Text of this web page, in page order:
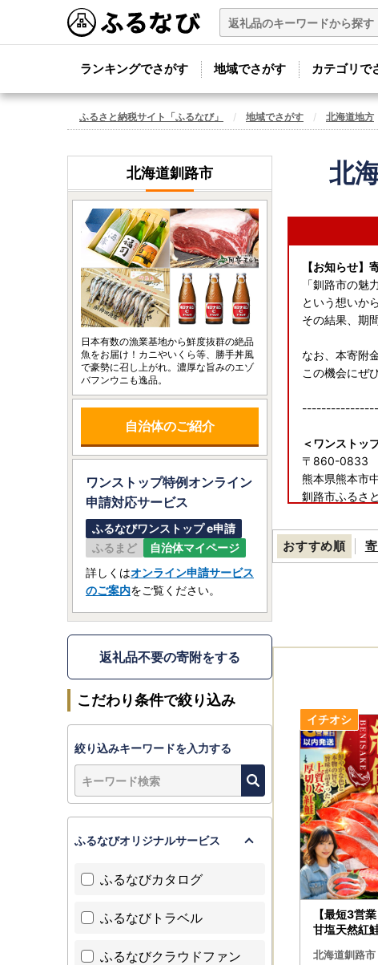
ランキングでさがす 地域でさがす カテゴリで
ふるさと納税サイト「ふるなび」 地域でさがす 北海道地方
北
【お知らせ】
「釧路市の魅
という想いか
その結果、期
なお、本寄附
この機会にぜ
＜ワンストッ
〒860-0833
熊本県熊本市
釧路市ふるさ
【釧路市はワ
＜ふるまど＞
ふるまどの詳
ヤマト運輸
お荷物の送
送り状に記載
なお、ご贈答
お届け先のご
十分にご注意
※転送を拒否
詳しくはヤマ
https://
おすすめ順
【最短3営
甘塩天然紅
北海道釧路市
北海道釧路市
日本有数の漁業基地から鮮度抜群の絶品
魚をお届け！カニやいくら等、勝手丼風
で豪勢に召し上がれ。濃厚な旨みのエゾ
バフンウニも逸品。
自治体のご紹介
ワンストップ特例オンライン
申請対応サービス
ふるなびワンストップ e申請
ふるまど
自治体マイページ
詳しくはオンライン申請サービス
のご案内をご覧ください。
返礼品不要の寄附をする
こだわり条件で絞り込み
絞り込みキーワードを入力する
ふるなびオリジナルサービス
ふるなびカタログ
ふるなびトラベル
ふるなびクラウドファン